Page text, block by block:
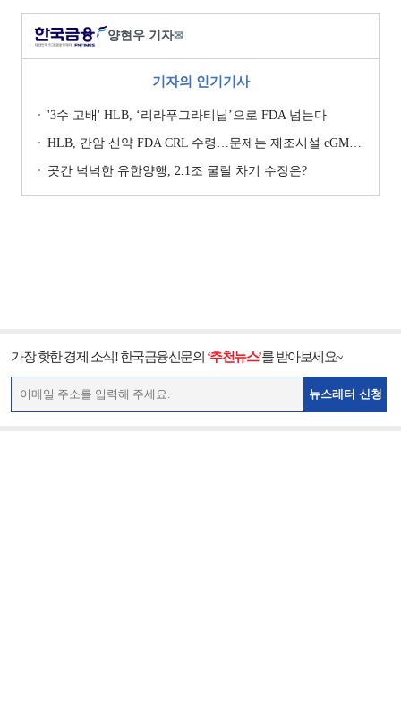
양현우 기자✉
기자의 인기기사
'3수 고배' HLB, ‘리라푸그라티닙’으로 FDA 넘는다
HLB, 간암 신약 FDA CRL 수령…문제는 제조시설 cGMP 실사
곳간 넉넉한 유한양행, 2.1조 굴릴 차기 수장은?
가장 핫한 경제 소식! 한국금융신문의 ‘추천뉴스’를 받아보세요~
뉴스레터 신청